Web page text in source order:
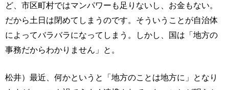
ど、市区町村ではマンパワーも足りないし、お金もない。
だから土日は閉めてしまうのです。そういうことが自治体
によってバラバラになってしまう。しかし、国は「地方の
事務だからわかりません」と。
松井）最近、何かというと「地方のことは地方に」となり